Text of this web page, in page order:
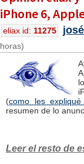
iPhone 6,
eliax id: 11275
horas)
(como les
resumen de lo
Leer el resto de